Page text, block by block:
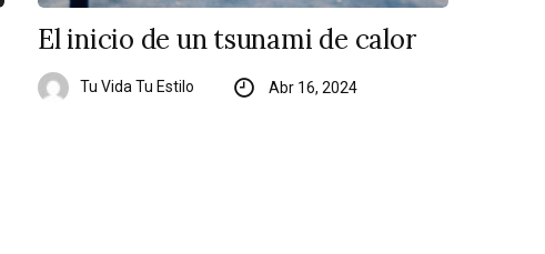
El inicio de un tsunami de calor
Tu Vida Tu Estilo Abr 16, 2024